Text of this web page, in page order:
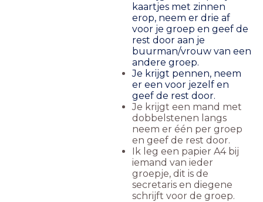
kaartjes met zinnen
erop, neem er drie af
voor je groep en geef de
rest door aan je
buurman/vrouw van een
andere groep.
Je krijgt pennen, neem
er een voor jezelf en
geef de rest door.
Je krijgt een mand met
dobbelstenen langs
neem er één per groep
en geef de rest door.
Ik leg een papier A4 bij
iemand van ieder
groepje, dit is de
secretaris en diegene
schrijft voor de groep.